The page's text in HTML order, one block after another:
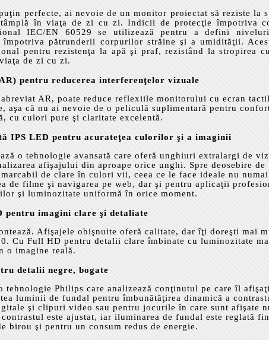
perfecte, ai nevoie de un monitor proiectat să reziste la
în viaţa de zi cu zi. Indicii de protecţie împotriva
IEC/EN 60529 se utilizează pentru a defini
împotriva pătrunderii corpurilor străine şi a umidităţii.
pentru rezistenţa la apă şi praf, rezistând la stropirea
de zi cu zi.
pentru reducerea interferenţelor vizuale
AR, poate reduce reflexiile monitorului cu ecran
aşa că nu ai nevoie de o peliculă suplimentară pentru
cu culori pure şi claritate excelentă.
IPS LED pentru acurateţea culorilor şi a imaginii
o tehnologie avansată care oferă unghiuri extralargi de
afişajului din aproape orice unghi. Spre deosebire
de clare în culori vii, ceea ce le face ideale nu
de filme şi navigarea pe web, dar şi pentru aplicaţii
şi luminozitate uniformă în orice moment.
pentru imagini clare şi detaliate
Afişajele obişnuite oferă calitate, dar îţi doreşti mai
Cu Full HD pentru detalii clare îmbinate cu luminozitate
o imagine reală.
detalii negre, bogate
tehnologie Philips care analizează conţinutul pe care îl
luminii de fundal pentru îmbunătăţirea dinamică a
şi clipuri video sau pentru jocurile în care sunt afişate
este ajustat, iar iluminarea de fundal este reglată
birou şi pentru un consum redus de energie.